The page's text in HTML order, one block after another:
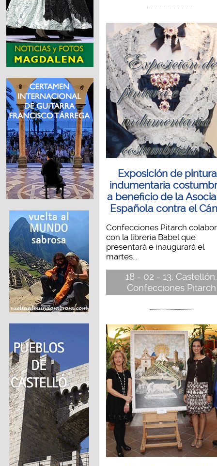
Exposición de
indumentaria
a beneficio de la
Española contra el
Confecciones Pitarch
con la librería Babel que
presentará e inaugurará el
martes...
18 - 02 - 13, Castellón.
Confecciones Pitarch